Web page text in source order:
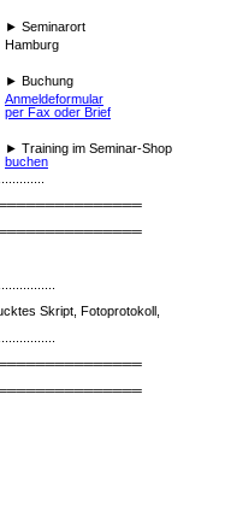
► Seminarort
Hamburg
► Buchung
Anmeldeformular
per Fax oder Brief
► Training im Seminar-Shop
buchen
Skript, Fotoprotokoll,